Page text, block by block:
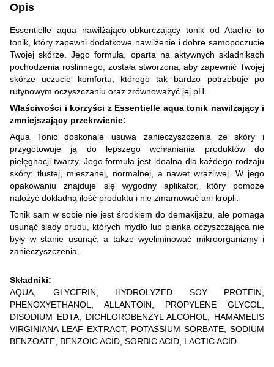
Opis
Essentielle aqua nawilżająco-obkurczający tonik od Atache to
tonik, który zapewni dodatkowe nawilżenie i dobre samopoczucie
Twojej skórze. Jego formuła, oparta na aktywnych składnikach
pochodzenia roślinnego, została stworzona, aby zapewnić Twojej
skórze uczucie komfortu, którego tak bardzo potrzebuje po
rutynowym oczyszczaniu oraz zrównoważyć jej pH.
Właściwości i korzyści z Essentielle aqua tonik nawilżający i
zmniejszający przekrwienie:
Aqua Tonic doskonale usuwa zanieczyszczenia ze skóry i
przygotowuje ją do lepszego wchłaniania produktów do
pielęgnacji twarzy. Jego formuła jest idealna dla każdego rodzaju
skóry: tłustej, mieszanej, normalnej, a nawet wrażliwej. W jego
opakowaniu znajduje się wygodny aplikator, który pomoże
nałożyć dokładną ilość produktu i nie zmarnować ani kropli.
Tonik sam w sobie nie jest środkiem do demakijażu, ale pomaga
usunąć ślady brudu, których mydło lub pianka oczyszczająca nie
były w stanie usunąć, a także wyeliminować mikroorganizmy i
zanieczyszczenia.
Składniki:
AQUA, GLYCERIN, HYDROLYZED SOY PROTEIN,
PHENOXYETHANOL, ALLANTOIN, PROPYLENE GLYCOL,
DISODIUM EDTA, DICHLOROBENZYL ALCOHOL, HAMAMELIS
VIRGINIANA LEAF EXTRACT, POTASSIUM SORBATE, SODIUM
BENZOATE, BENZOIC ACID, SORBIC ACID, LACTIC ACID